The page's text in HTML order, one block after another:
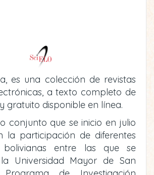
es una colección de revistas
a texto completo de
gratuito disponible en línea.
conjunto que se inicio en julio
la participación de diferentes
bolivianas entre las que se
Universidad Mayor de San